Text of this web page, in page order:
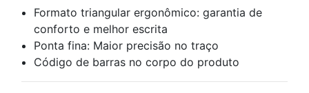
Formato triangular ergonômico: garantia de
conforto e melhor escrita
Ponta fina: Maior precisão no traço
Código de barras no corpo do produto